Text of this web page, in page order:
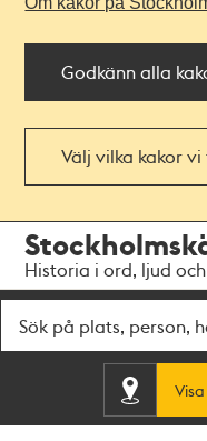
Godkänn alla
Välj vilka kakor
navigationen
huvudinnehållet
Historia i ord, ljud